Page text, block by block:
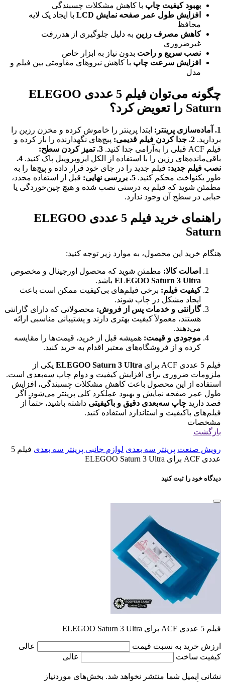
بهبود کیفیت چاپ با کاهش مشکلات چسبندگی
افزایش طول عمر صفحه نمایش LCD
با ایجاد یک لایه
محافظ
کاهش مصرف رزین به دلیل جلوگیری از هدررفت
غیرضروری
نصب سریع و راحت بدون نیاز به ابزار خاص
افزایش سرعت چاپ با کاهش نیروهای مقاومتی بین فیلم و
مدل
چگونه می‌توان فیلم 5 عددی ELEGOO
Saturn را تعویض کرد؟
1. آماده‌سازی پرینتر:
ابتدا پرینتر را خاموش کرده و مخزن رزین را
بردارید. 2. جدا کردن فیلم قدیمی:
پیچ‌های نگهدارنده را باز کرده و
فیلم ACF قبلی را به‌آرامی جدا کنید.
3. تمیز کردن سطح:
باقی‌مانده‌های رزین را با استفاده از الکل ایزوپروپیل پاک کنید.
4.
نصب فیلم جدید: فیلم جدید را در جای خود قرار داده و پیچ‌ها را به
طور یکنواخت محکم کنید. 5. بررسی نهایی:
قبل از استفاده مجدد،
مطمئن شوید که فیلم به درستی نصب شده و هیچ چین‌خوردگی یا
حبابی در سطح آن وجود ندارد.
راهنمای خرید فیلم 5 عددی ELEGOO
Saturn
هنگام خرید این محصول، به موارد زیر توجه کنید:
اصالت کالا: مطمئن شوید که محصول اورجینال و مخصوص
ELEGOO Saturn 3 Ultra باشد.
کیفیت فیلم: برخی فیلم‌های بی‌کیفیت ممکن است باعث
ایجاد مشکل در چاپ شوند.
گارانتی و خدمات پس از فروش: محصولاتی که دارای گارانتی
هستند، معمولاً کیفیت بهتری دارند و پشتیبانی مناسبی ارائه
می‌دهند.
موجودی و قیمت: همیشه قبل از خرید، قیمت‌ها را مقایسه
کرده و از فروشگاه‌های معتبر اقدام به خرید کنید.
فیلم 5 عددی ACF برای ELEGOO Saturn 3 Ultra یکی از
ملزومات ضروری برای افزایش کیفیت و دوام چاپ سه‌بعدی است.
استفاده از این محصول باعث کاهش مشکلات چسبندگی، افزایش
طول عمر صفحه نمایش و بهبود عملکرد کلی پرینتر می‌شود. اگر
قصد دارید چاپ سه‌بعدی دقیق و باکیفیتی داشته باشید، حتماً از
فیلم‌های باکیفیت و استاندارد استفاده کنید.
مشخصات
بازگشت
رویش صنعت پرینتر سه بعدی لوازم جانبی پرینتر سه بعدی
فیلم 5
عددی ACF برای ELEGOO Saturn 3 Ultra
دیدگاه خود را ثبت کنید
فیلم 5 عددی ACF برای ELEGOO Saturn 3 Ultra
ارزش خرید به نسبت قیمت
عالی
کیفیت ساخت
عالی
نشانی ایمیل شما منتشر نخواهد شد. بخش‌های موردنیاز